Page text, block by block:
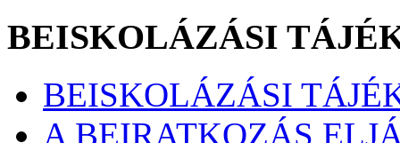
BEISKOLÁZÁSI
BEISKOLÁZÁSI
A BEIRATKOZÁS